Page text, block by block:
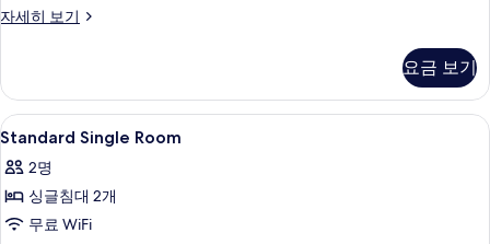
기
모
보
기
자세히 보기
객
히
보
기
요금 보기
Standard
Single
Room
사
진
2
Standard Single Room
2명
싱글침대 2개
무료 WiFi